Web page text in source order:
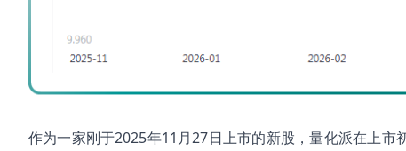
作为一家刚于2025年11月27日上市的新股，量化派在上